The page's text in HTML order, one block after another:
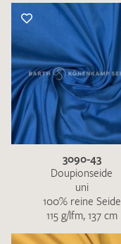
3090-43
Doupionseide
uni
100% reine Seide
115 g/lfm, 137 cm